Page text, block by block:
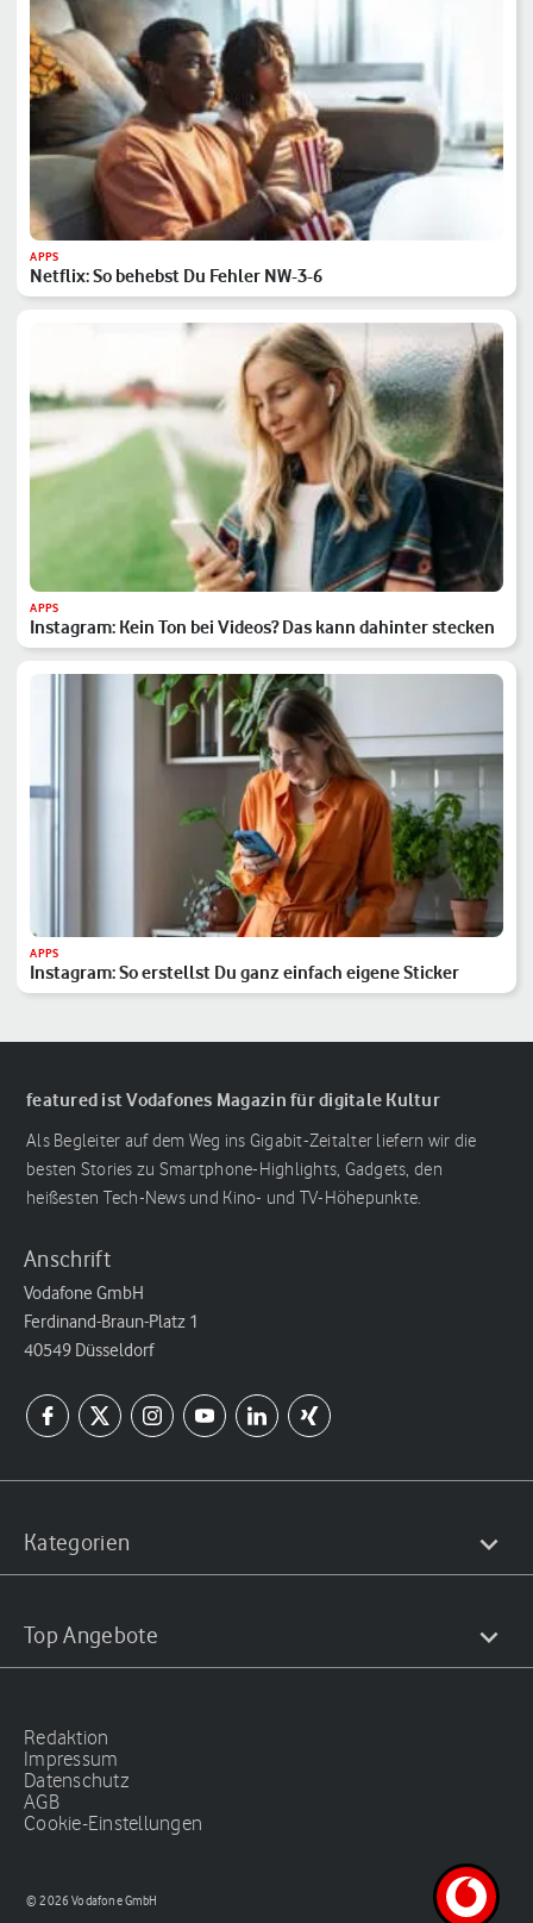
APPS
Netflix: So behebst Du Fehler NW-3-6
APPS
Instagram: Kein Ton bei Videos? Das kann dahinter stecken
APPS
Instagram: So erstellst Du ganz einfach eigene Sticker
featured ist Vodafones Magazin für digitale Kultur
Als Begleiter auf dem Weg ins Gigabit-Zeitalter liefern wir die
besten Stories zu Smartphone-Highlights, Gadgets, den
heißesten Tech-News und Kino- und TV-Höhepunkte.
Anschrift
Vodafone GmbH
Ferdinand-Braun-Platz 1
40549 Düsseldorf
Kategorien
Top Angebote
Redaktion
Impressum
Datenschutz
AGB
Cookie-Einstellungen
© 2026 Vodafone GmbH